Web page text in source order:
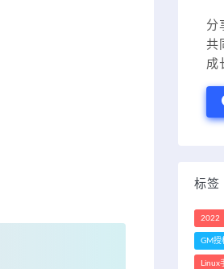
分
共
成
标签
2022
GM授
Linux